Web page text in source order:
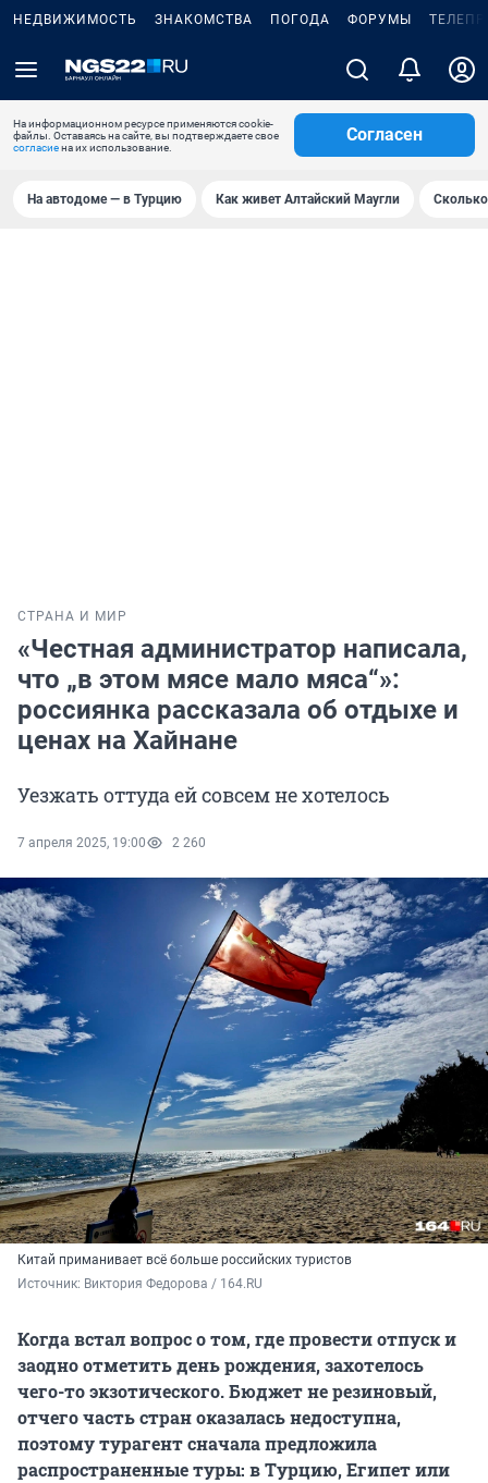
НЕДВИЖИМОСТЬ ЗНАКОМСТВА ПОГОДА ФОРУМЫ
На информационном ресурсе применяются cookie-
файлы. Оставаясь на сайте, вы подтверждаете свое
согласиена их использование.
Согласен
На автодоме — в Турцию Как живет Алтайский Маугли
СТРАНА И МИР
«Честная администратор написала,
что „в этом мясе мало мяса“»:
россиянка рассказала об отдыхе и
ценах на Хайнане
Уезжать оттуда ей совсем не хотелось
7 апреля 2025, 19:00 2 260
Китай приманивает всё больше российских туристов
Источник: Виктория Федорова / 164.RU
Когда встал вопрос о том, где провести отпуск и
заодно отметить день рождения, захотелось
чего-то экзотического. Бюджет не резиновый,
отчего часть стран оказалась недоступна,
поэтому турагент сначала предложила
распространенные туры: в Турцию, Египет или